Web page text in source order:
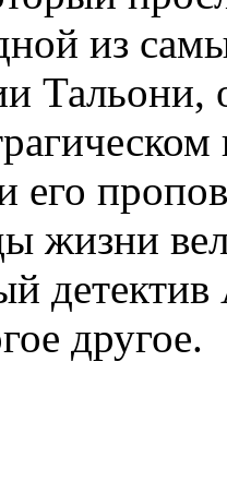
из
его
жизни
детектив
другое.